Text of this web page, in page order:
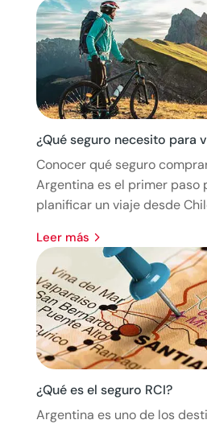
¿Qué seguro necesito para
Conocer qué seguro
Argentina es el primer paso
planificar un viaje desde
leer más
¿Qué es el seguro RCI?
Argentina es uno de los